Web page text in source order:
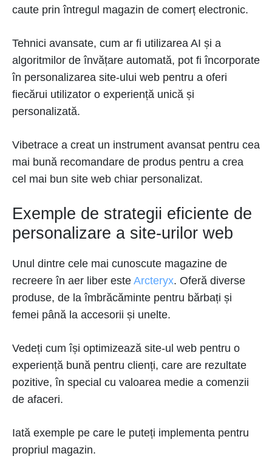
caute prin întregul magazin de comerț electronic.
Tehnici avansate, cum ar fi utilizarea AI și a
algoritmilor de învățare automată, pot fi încorporate
în personalizarea site-ului web pentru a oferi
fiecărui utilizator o experiență unică și
personalizată.
Vibetrace a creat un instrument avansat pentru cea
mai bună recomandare de produs pentru a crea
cel mai bun site web chiar personalizat.
Exemple de strategii eficiente de
personalizare a site-urilor web
Unul dintre cele mai cunoscute magazine de
recreere în aer liber este Arcteryx. Oferă diverse
produse, de la îmbrăcăminte pentru bărbați și
femei până la accesorii și unelte.
Vedeți cum își optimizează site-ul web pentru o
experiență bună pentru clienți, care are rezultate
pozitive, în special cu valoarea medie a comenzii
de afaceri.
Iată exemple pe care le puteți implementa pentru
propriul magazin.